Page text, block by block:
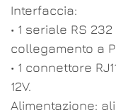
Interfaccia:
• 1 seriale RS
collegamento a
• 1 connettore
12V.
Alimentazione: